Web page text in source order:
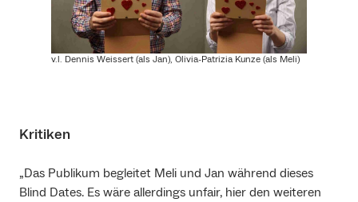
v.l. Dennis Weissert (als Jan), Olivia-Patrizia Kunze (als Meli)
Kritiken
„Das Publikum begleitet Meli und Jan während dieses
Blind Dates. Es wäre allerdings unfair, hier den weiteren